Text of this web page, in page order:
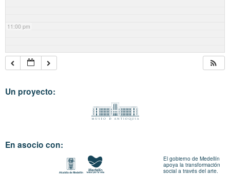
11:00 pm
Un proyecto:
En asocio con:
El gobierno de Medellín
apoya la transformación
social a través del arte.